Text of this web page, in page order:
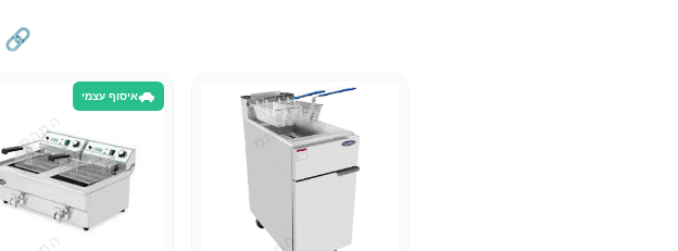
🔗
איסוף עצמי